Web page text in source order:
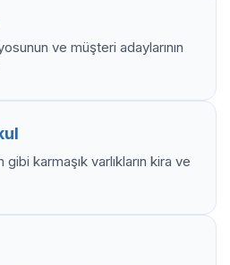
ve müşteri adaylarının
karmaşık varlıkların kira ve